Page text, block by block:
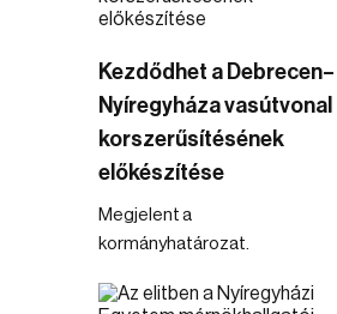
Kezdődhet a Debrecen–
Nyíregyháza vasútvonal
korszerűsítésének
előkészítése
Megjelent a
kormányhatározat.